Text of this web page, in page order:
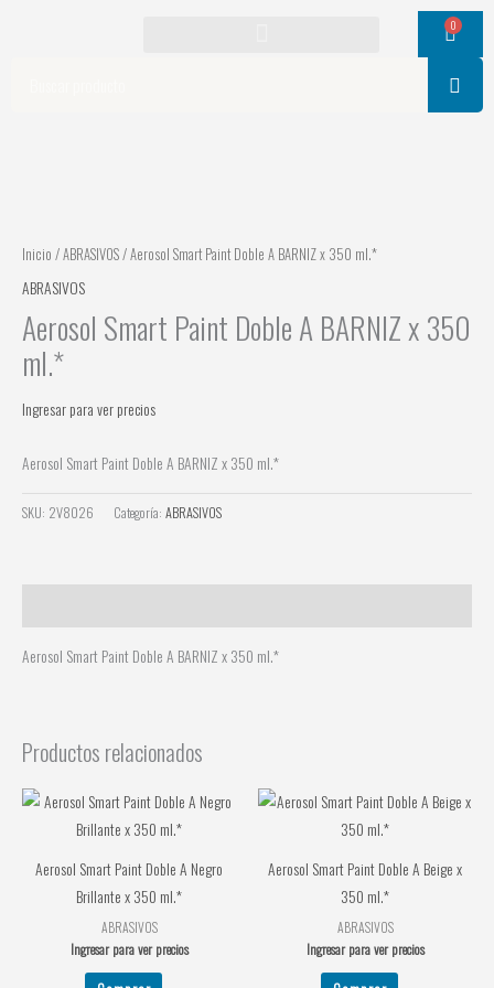
0
Cart
Inicio /ABRASIVOS/ Aerosol Smart Paint Doble A BARNIZ x 350 ml.*
ABRASIVOS
Aerosol Smart Paint Doble A BARNIZ x 350
ml.*
Ingresar para ver precios
Aerosol Smart Paint Doble A BARNIZ x 350 ml.*
SKU: 2V8026 Categoría: ABRASIVOS
Aerosol Smart Paint Doble A BARNIZ x 350 ml.*
Productos relacionados
Aerosol Smart Paint Doble A Negro
Brillante x 350 ml.*
ABRASIVOS
Ingresar para ver precios
Aerosol Smart Paint Doble A Beige x
350 ml.*
ABRASIVOS
Ingresar para ver precios